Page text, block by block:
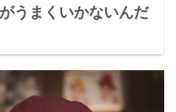
声うまくいかないんだ